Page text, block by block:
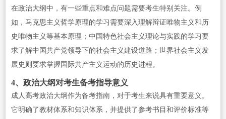
在政治大纲中，有一些重点和难点问题需要考生特别关注。例
如，马克思主义哲学原理的学习需要深入理解辩证唯物主义和历
史唯物主义等基本原理；中国特色社会主义理论与实践的学习要
求了解中国共产党领导下的社会主义建设道路；世界社会主义发
展史则要求掌握国际共产主义运动的历史进程。
4、政治大纲对考生备考指导意义
成人高考政治大纲作为备考指南，对于考生来说具有重要意义。
它明确了教材体系和知识体系，并提供了参考书目和评价标准等